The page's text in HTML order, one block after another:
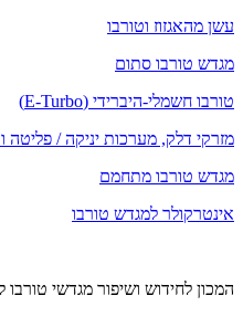
עשן מהאגזוז וטורבו
מגדש טורבו סתום
טורבו חשמלי-היברידי (E-Turbo)
מזרקי דלק, מערכות יניקה /
מגדש טורבו מתחמם
אינטרקולר למגדש טורבו
המכון לחידוש ושיפור מגדשי טורבו